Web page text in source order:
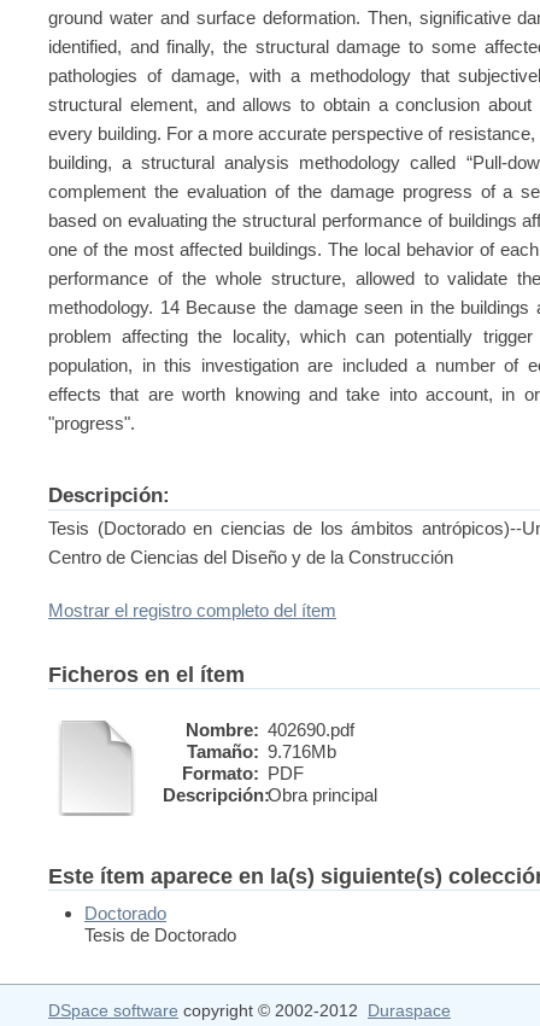
ground water and surface deformation. Then, significative
identified, and finally, the structural damage to some
pathologies of damage, with a methodology that
structural element, and allows to obtain a conclusion
every building. For a more accurate perspective of
building, a structural analysis methodology called “Pull-
complement the evaluation of the damage progress of a
based on evaluating the structural performance of buildings
one of the most affected buildings. The local behavior of
performance of the whole structure, allowed to validate
methodology. 14 Because the damage seen in the
problem affecting the locality, which can potentially
population, in this investigation are included a number of
effects that are worth knowing and take into account, in
"progress".
Descripción:
Tesis (Doctorado en ciencias de los ámbitos antrópicos)--
Centro de Ciencias del Diseño y de la Construcción
Mostrar el registro completo del ítem
Ficheros en el ítem
Nombre: 402690.pdf
Tamaño: 9.716Mb
Formato: PDF
Descripción:Obra principal
Este ítem aparece en la(s) siguiente(s)
Doctorado
Tesis de Doctorado
DSpace software copyright © 2002-2012 Duraspace